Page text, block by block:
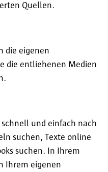
Quellen.
die eigenen
die entliehenen Medien
und einfach nach
suchen, Texte online
suchen. In Ihrem
Ihrem eigenen